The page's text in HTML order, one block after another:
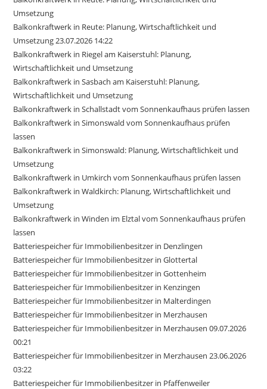
Umsetzung
Balkonkraftwerk in Reute: Planung, Wirtschaftlichkeit und
Umsetzung 23.07.2026 14:22
Balkonkraftwerk in Riegel am Kaiserstuhl: Planung,
Wirtschaftlichkeit und Umsetzung
Balkonkraftwerk in Sasbach am Kaiserstuhl: Planung,
Wirtschaftlichkeit und Umsetzung
Balkonkraftwerk in Schallstadt vom Sonnenkaufhaus prüfen lassen
Balkonkraftwerk in Simonswald vom Sonnenkaufhaus prüfen
lassen
Balkonkraftwerk in Simonswald: Planung, Wirtschaftlichkeit und
Umsetzung
Balkonkraftwerk in Umkirch vom Sonnenkaufhaus prüfen lassen
Balkonkraftwerk in Waldkirch: Planung, Wirtschaftlichkeit und
Umsetzung
Balkonkraftwerk in Winden im Elztal vom Sonnenkaufhaus prüfen
lassen
Batteriespeicher für Immobilienbesitzer in Denzlingen
Batteriespeicher für Immobilienbesitzer in Glottertal
Batteriespeicher für Immobilienbesitzer in Gottenheim
Batteriespeicher für Immobilienbesitzer in Kenzingen
Batteriespeicher für Immobilienbesitzer in Malterdingen
Batteriespeicher für Immobilienbesitzer in Merzhausen
Batteriespeicher für Immobilienbesitzer in Merzhausen 09.07.2026
00:21
Batteriespeicher für Immobilienbesitzer in Merzhausen 23.06.2026
03:22
Batteriespeicher für Immobilienbesitzer in Pfaffenweiler